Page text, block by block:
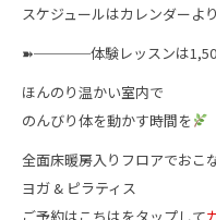
スケジュールはカレンダーよ
➽────体験レッスンは
ほんのり温かい室内で
のんびり体を動かす時間を
全面床暖房入りフロアでおこ
ヨガ & ピラティス
ご予約はこちはをタップして